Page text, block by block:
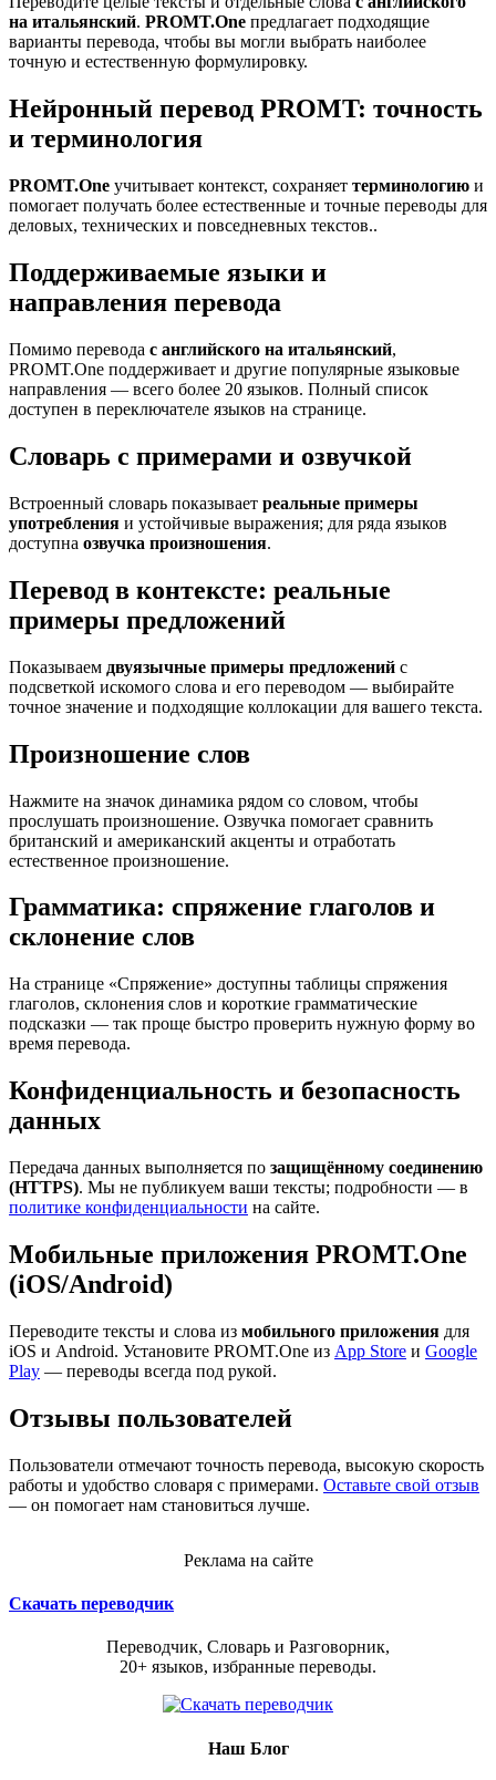
на итальянский. PROMT.One предлагает подходящие
варианты перевода, чтобы вы могли выбрать наиболее
точную и естественную формулировку.
Нейронный перевод PROMT: точность
и терминология
PROMT.One учитывает контекст, сохраняет терминологию и
помогает получать более естественные и точные переводы для
деловых, технических и повседневных текстов..
Поддерживаемые языки и
направления перевода
Помимо перевода с английского на итальянский,
PROMT.One поддерживает и другие популярные языковые
направления — всего более 20 языков. Полный список
доступен в переключателе языков на странице.
Словарь с примерами и озвучкой
Встроенный словарь показывает реальные примеры
употребления и устойчивые выражения; для ряда языков
доступна озвучка произношения.
Перевод в контексте: реальные
примеры предложений
Показываем двуязычные примеры предложений с
подсветкой искомого слова и его переводом — выбирайте
точное значение и подходящие коллокации для вашего текста.
Произношение слов
Нажмите на значок динамика рядом со словом, чтобы
прослушать произношение. Озвучка помогает сравнить
британский и американский акценты и отработать
естественное произношение.
Грамматика: спряжение глаголов и
склонение слов
На странице «Спряжение» доступны таблицы спряжения
глаголов, склонения слов и короткие грамматические
подсказки — так проще быстро проверить нужную форму во
время перевода.
Конфиденциальность и безопасность
данных
Передача данных выполняется по защищённому соединению
(HTTPS). Мы не публикуем ваши тексты; подробности — в
политике конфиденциальности на сайте.
Мобильные приложения PROMT.One
(iOS/Android)
Переводите тексты и слова из мобильного приложения для
iOS и Android. Установите PROMT.One из App Store и Google
Play — переводы всегда под рукой.
Отзывы пользователей
Пользователи отмечают точность перевода, высокую скорость
работы и удобство словаря с примерами. Оставьте свой отзыв
— он помогает нам становиться лучше.
Реклама на сайте
Скачать переводчик
Переводчик, Словарь и Разговорник,
20+ языков, избранные переводы.
Наш Блог